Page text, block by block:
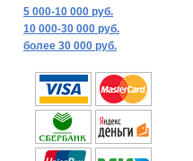
5 000-10 000 руб.
10 000-30 000 руб.
более 30 000 руб.